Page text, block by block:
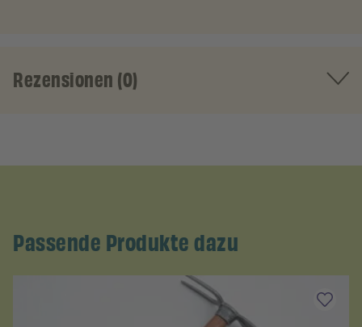
Rezensionen (0)
Passende Produkte dazu